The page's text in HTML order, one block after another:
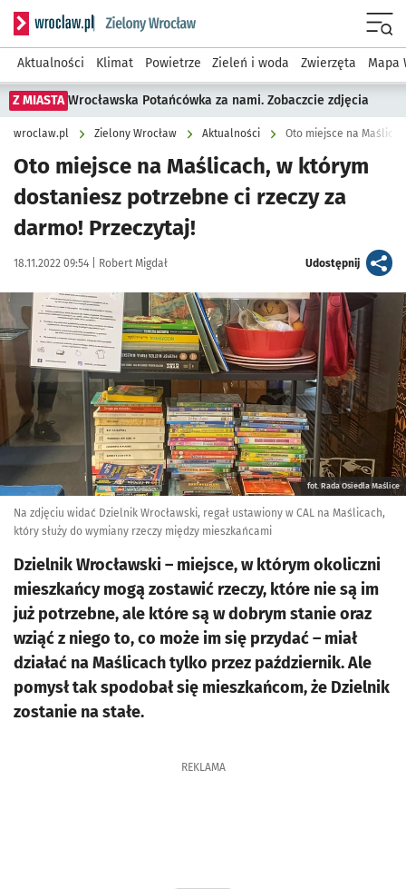
Serwis informacyjny wroclaw.pl podserwis: Środowisko we
Aktualności Klimat Powietrze Zieleń i woda Zwierzęta Mapa
Z MIASTA Wrocławska Potańcówka za nami. Zobaczcie zdjęcia
wroclaw.pl Zielony Wrocław Aktualności
Oto miejsce na Maślicach, w którym
dostaniesz potrzebne ci rzeczy za
darmo! Przeczytaj!
Data publikacji:
18.11.2022 09:54 | Autor:
Robert Migdał Udostępnijartykuł
Kliknij, aby powiększyć
fot. Rada Osiedla Maślice
Na zdjęciu widać Dzielnik Wrocławski, regał ustawiony w CAL na Maślicach,
który służy do wymiany rzeczy między mieszkańcami
Dzielnik Wrocławski – miejsce, w którym okoliczni
mieszkańcy mogą zostawić rzeczy, które nie są im
już potrzebne, ale które są w dobrym stanie oraz
wziąć z niego to, co może im się przydać – miał
działać na Maślicach tylko przez październik. Ale
pomysł tak spodobał się mieszkańcom, że Dzielnik
zostanie na stałe.
REKLAMA